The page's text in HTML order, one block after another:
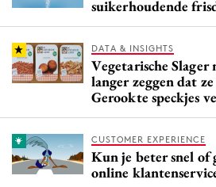
suikerhoudende
DATA & INSIGHTS
Vegetarische
langer zeggen dat
Gerookte speckjes
CUSTOMER EXPERIENCE
Kun je beter snel of
online